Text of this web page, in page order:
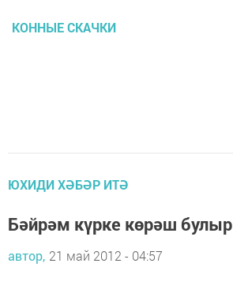
КОННЫЕ СКАЧКИ
ЮХИДИ ХӘБӘР ИТӘ
Бәйрәм күрке көрәш булыр
автор, 21 май 2012 - 04:57